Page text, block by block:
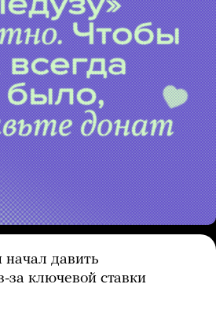
давить
за ключевой ставки